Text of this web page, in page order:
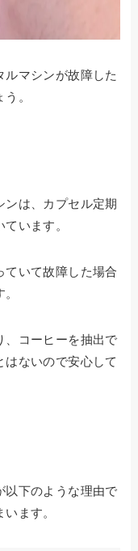
マシンが故障した
。
ンは、カプセル定期
います。
ていて故障した場合
、コーヒーを抽出で
はないので安心して
以下のような理由で
ます。